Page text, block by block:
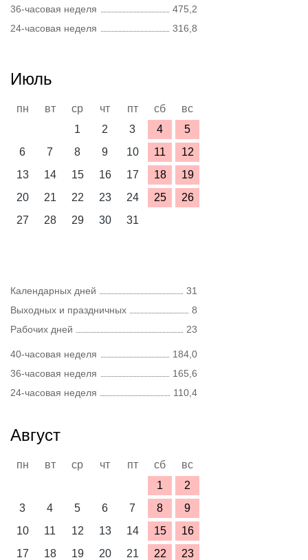
36-часовая неделя
475,2
24-часовая неделя
316,8
Июль
пн вт ср чт пт сб
вс
1
2 3 4
5
6
7 8 9 10 11
12
13
14 15 16 17 18
19
20
21 22 23 24 25
26
27
28 29 30 31
Календарных дней
31
Выходных и праздничных
8
Рабочих дней
23
40-часовая неделя
184,0
36-часовая неделя
165,6
24-часовая неделя
110,4
Август
пн вт ср чт пт сб
вс
1
2
3
4 5 6 7 8
9
10
11 12 13 14 15
16
17
18 19 20 21 22
23